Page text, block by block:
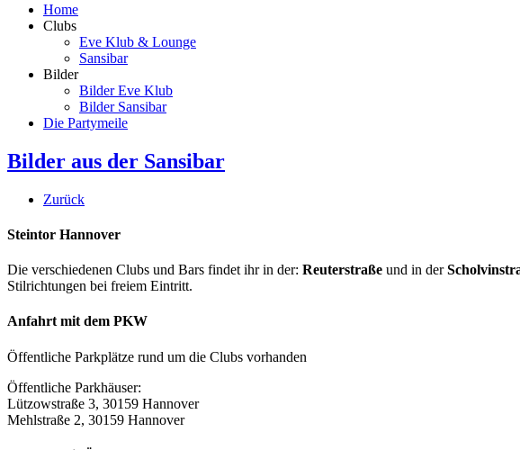
Home
Clubs
Eve Klub & Lounge
Sansibar
Bilder
Bilder Eve Klub
Bilder Sansibar
Die Partymeile
Bilder aus der Sansibar
Zurück
Steintor Hannover
Die verschiedenen Clubs und Bars findet ihr in der: Reuterstraße und in der
Stilrichtungen bei freiem Eintritt.
Anfahrt mit dem PKW
Öffentliche Parkplätze rund um die Clubs vorhanden
Öffentliche Parkhäuser:
Lützowstraße 3, 30159 Hannover
Mehlstraße 2, 30159 Hannover